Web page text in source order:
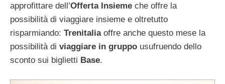
approfittare dell’Offerta Insieme che offre la
possibilità di viaggiare insieme e oltretutto
risparmiando: Trenitaliaoffre anche questo mese la
possibilità di viaggiare in gruppo usufruendo dello
sconto sui biglietti Base.